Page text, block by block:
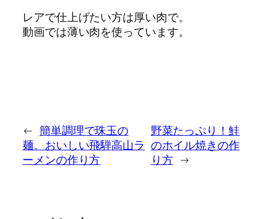
レアで仕上げたい方は厚い肉で。
動画では薄い肉を使っています。
← 簡単調理で珠玉の
麺。おいしい飛騨高山ラ
ーメンの作り方
野菜たっぷり！鮭
のホイル焼きの作
り方 →